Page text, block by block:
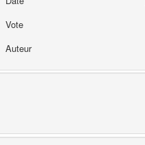
Vote
Auteur